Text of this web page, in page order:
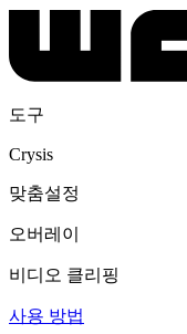
도구
Crysis
맞춤설정
오버레이
비디오 클리핑
사용 방법